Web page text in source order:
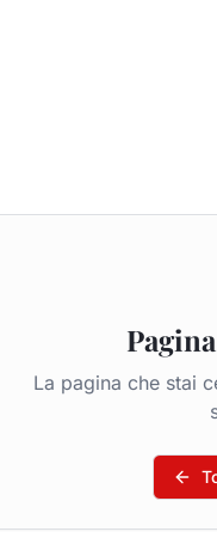
La pagina che stai